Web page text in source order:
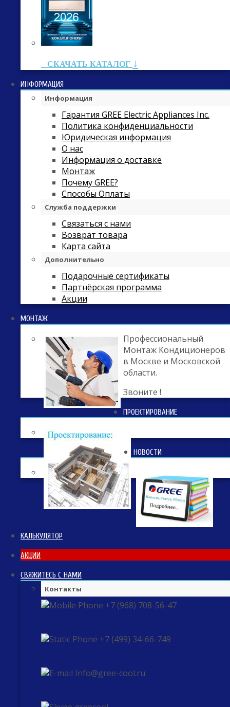
СКАЧАТЬ КАТАЛОГ ↓
ИНФОРМАЦИЯ
Информация
Гарантия GREE Electric Appliances Inc.
Политика конфиденциальности
Юридическая информация
О нас
Информация о доставке
Монтаж
Почему GREE?
Способы Оплаты
Служба поддержки
Связаться с нами
Возврат товара
Карта сайта
Дополнительно
Подарочные сертификаты
Партнёрская программа
Акции
МОНТАЖ
Профессиональный
Монтаж Кондиционеров
в Москве и Московской
области.
Звоните !
ПРОЕКТИРОВАНИЕ
НОВОСТИ
КАЛЬКУЛЯТОР
АКЦИИ
СВЯЖИТЕСЬ С НАМИ
Контакты
+7 (968) 708-56-47
+7 (499) 34-66-749
Info@gree-cool.ru